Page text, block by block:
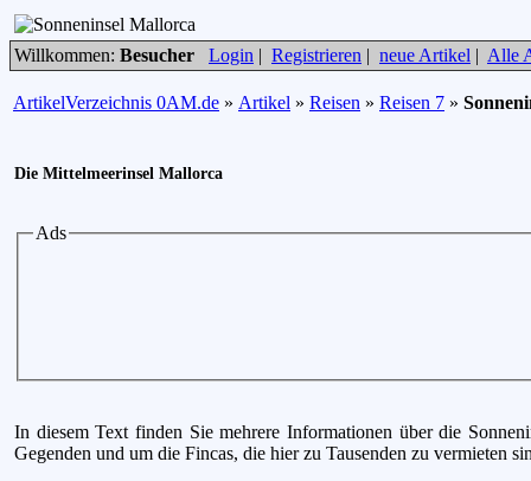
Willkommen: Besucher Login | Registrieren | neue Artikel | Alle
ArtikelVerzeichnis 0AM.de » Artikel » Reisen » Reisen 7 »
Die Mittelmeerinsel Mallorca
Ads
In diesem Text finden Sie mehrere Informationen über die
Gegenden und um die Fincas, die hier zu Tausenden zu vermieten